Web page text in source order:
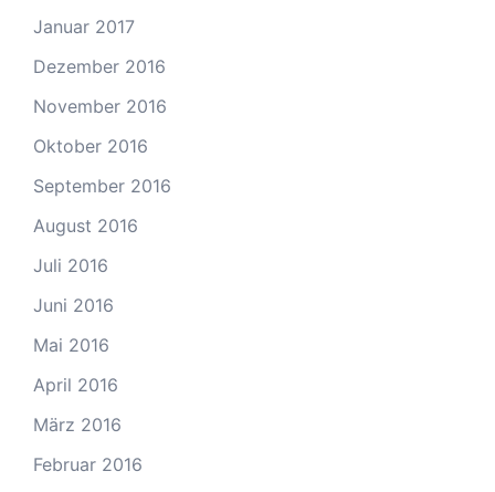
Januar 2017
Dezember 2016
November 2016
Oktober 2016
September 2016
August 2016
Juli 2016
Juni 2016
Mai 2016
April 2016
März 2016
Februar 2016